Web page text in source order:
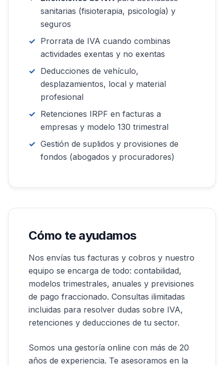
sanitarias (fisioterapia, psicología) y
seguros
Prorrata de IVA cuando combinas
actividades exentas y no exentas
Deducciones de vehículo,
desplazamientos, local y material
profesional
Retenciones IRPF en facturas a
empresas y modelo 130 trimestral
Gestión de suplidos y provisiones de
fondos (abogados y procuradores)
Cómo te ayudamos
Nos envías tus facturas y cobros y nuestro
equipo se encarga de todo: contabilidad,
modelos trimestrales, anuales y previsiones
de pago fraccionado. Consultas ilimitadas
incluidas para resolver dudas sobre IVA,
retenciones y deducciones de tu sector.
Somos una gestoría online con más de 20
años de experiencia. Te asesoramos en la